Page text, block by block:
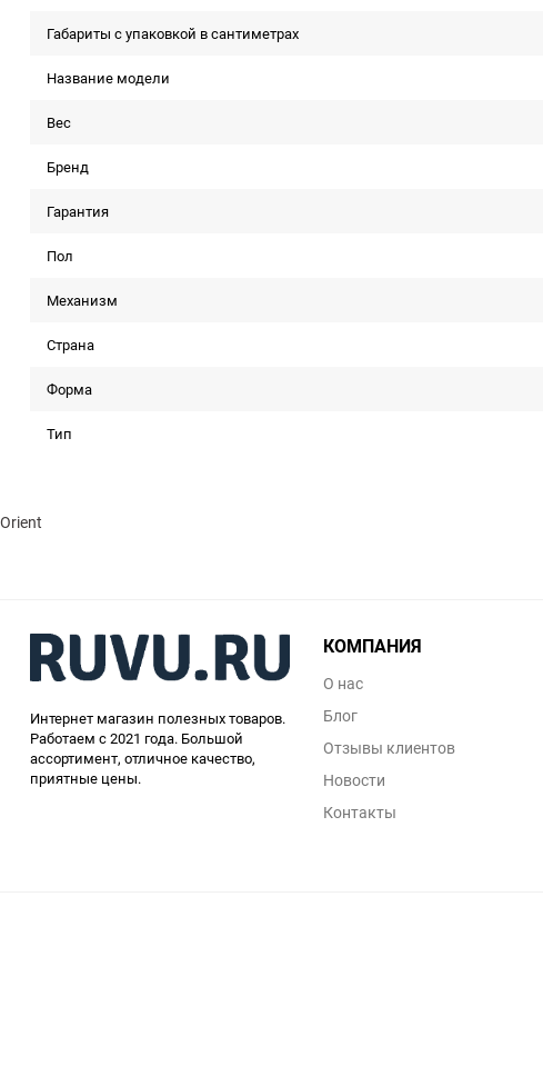
Габариты с упаковкой в сантиметрах
Название модели
Вес
Бренд
Гарантия
Пол
Механизм
Страна
Форма
Тип
Orient
Интернет магазин полезных товаров.
Работаем с 2021 года. Большой
ассортимент, отличное качество,
приятные цены.
КОМПАНИЯ
О нас
Блог
Отзывы клиентов
Новости
Контакты